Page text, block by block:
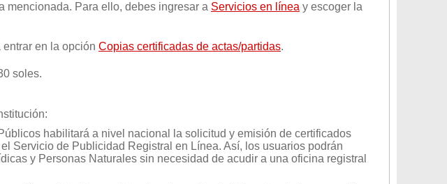
mencionada. Para ello, debes ingresar a Servicios en línea y escoger la
en la opción Copias certificadas de actas/partidas.
soles.
habilitará a nivel nacional la solicitud y emisión de certificados
Servicio de Publicidad Registral en Línea. Así, los usuarios podrán
y Personas Naturales sin necesidad de acudir a una oficina registral